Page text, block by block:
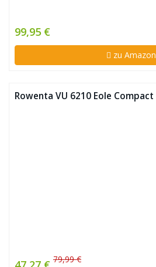
99,95 €
zu Amazon
Rowenta VU 6210 Eole Compact
79,99 €